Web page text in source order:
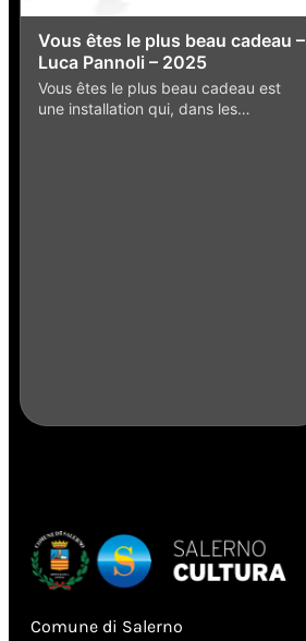
Vous êtes le plus beau cadeau –
Luca Pannoli – 2025
Vous êtes le plus beau cadeau est
une installation qui, dans les…
Comune di Salerno